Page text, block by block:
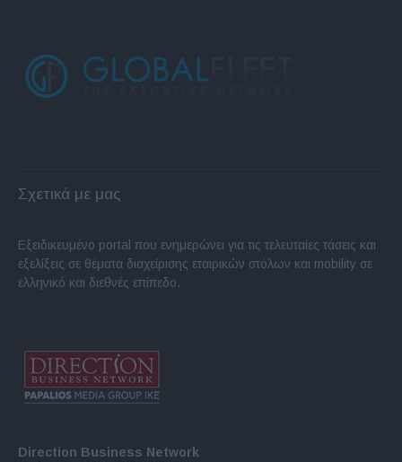
Σχετικά με μας
Εξειδικευμένο portal που ενημερώνει για τις τελευταίες τάσεις και
εξελίξεις σε θέματα διαχείρισης εταιρικών στόλων και mobility σε
ελληνικό και διεθνές επίπεδο.
Direction Business Network